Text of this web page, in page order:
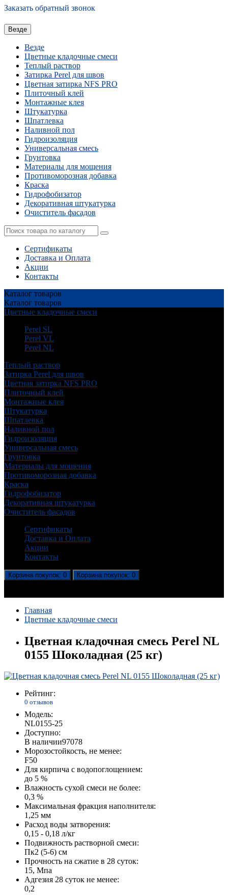
Заказать обратный звонок
Везде
Везде
Цветные кладочные смеси
Теплый раствор
Затирка Perel для швов
Цветная затирка NFS PRO
Плиточный клей
Монтажные клея
Штукатурка
Шпатлевка
Наливной пол
Гидроизоляция
Универсальная смесь
Грунтовка
Материалы для мощения
Противоморозная добавка
Краска
Гидрофобизатор
Декоративная штукатурка
Очиститель фасадов
Сертификаты
Доставка и Оплата
Акции
Контакты
Каталог товаров
Каталог товаров
Цветные кладочные смеси
Perel SL
Perel VL
Perel NL
Теплый раствор
Затирка Perel для швов
Цветная затирка NFS PRO
Плиточный клей
Монтажные клея
Штукатурка
Шпатлевка
Наливной пол
Гидроизоляция
Универсальная смесь
Грунтовка
Материалы для мощения
Противоморозная добавка
Краска
Гидрофобизатор
Декоративная штукатурка
Очиститель фасадов
Сертификаты
Доставка и Оплата
Акции
Контакты
Корзина покупок: 0 Корзина покупок: 0
Главная
Цветные кладочные смеси
Цветная кладочная смесь Perel NL
0155 Шоколадная (25 кг)
Рейтинг:
0 отзывов
Модель:
NL0155-25
Доступно:
В наличии97078
Морозостойкость, не менее:
F50
Для кирпича с водопоглощением:
до 5 %
Влажность сухой смеси не более:
0,3 %
Максимальная фракция наполнителя:
1,25 мм
Расход воды затворения:
0,15 - 0,18 л/кг
Подвижность растворной смеси:
Пк2 (5-6) см
Прочность на сжатие в 28 суток:
15, Мпа
Адгезия 28 суток не менее:
0,2